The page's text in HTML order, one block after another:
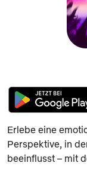
Erlebe eine
Perspektive, in
beeinflusst – mit